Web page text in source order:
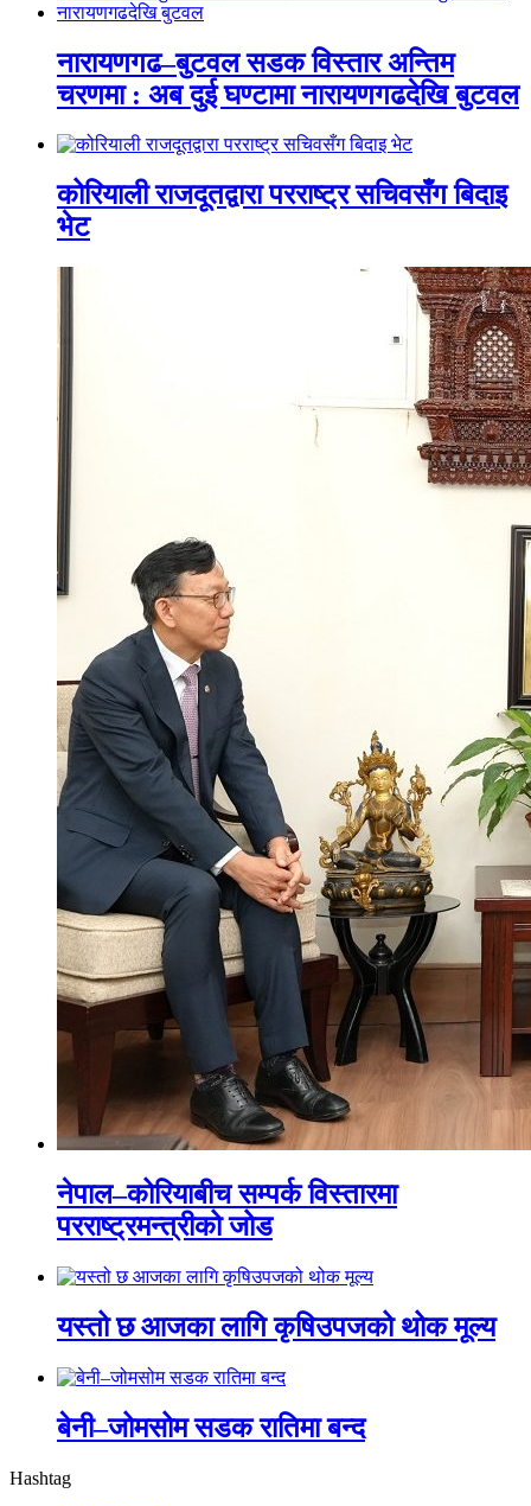
नारायणगढ–बुटवल सडक विस्तार अन्तिम
चरणमा : अब दुई घण्टामा नारायणगढदेखि बुटवल
कोरियाली राजदूतद्वारा परराष्ट्र सचिवसँग बिदाइ
भेट
नेपाल–कोरियाबीच सम्पर्क विस्तारमा
परराष्ट्रमन्त्रीको जोड
यस्तो छ आजका लागि कृषिउपजको थोक मूल्य
बेनी–जोमसोम सडक रातिमा बन्द
Hashtag